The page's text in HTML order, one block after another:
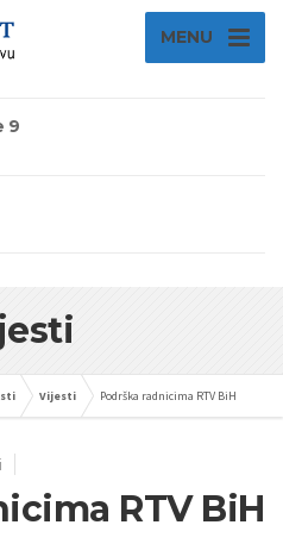
MENU
9
Vijesti Podrška radnicima RTV BiH
RTV BiH